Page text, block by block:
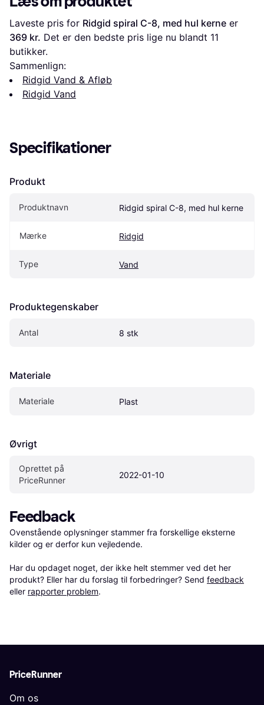
Laveste pris for Ridgid spiral C-8, med hul kerne
369 kr. Det er den bedste pris lige nu blandt 11
butikker.
Sammenlign:
Ridgid Vand & Afløb
Ridgid Vand
Specifikationer
Produkt
Produktnavn Ridgid spiral C-8, med hul kerne
Mærke Ridgid
Type Vand
Produktegenskaber
Antal 8 stk
Materiale
Materiale Plast
Øvrigt
Oprettet på
PriceRunner
2022-01-10
Feedback
Ovenstående oplysninger stammer fra forskellige eksterne
kilder og er derfor kun vejledende.
Har du opdaget noget, der ikke helt stemmer ved det her
produkt? Eller har du forslag til forbedringer? Send feedback
eller rapporter problem.
PriceRunner
Om os